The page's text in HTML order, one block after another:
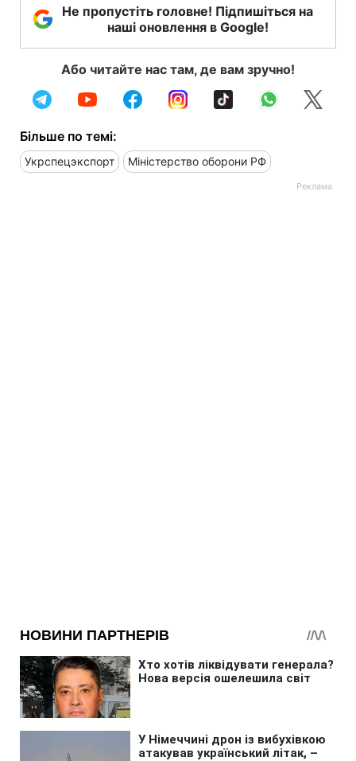
Не пропустіть головне! Підпишіться на
наші оновлення в Google!
Або читайте нас там, де вам зручно!
Більше по темі:
Укрспецэкспорт Міністерство оборони РФ